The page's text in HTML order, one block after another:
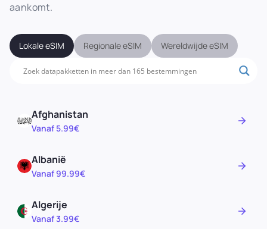
aankomt.
Lokale eSIM Regionale eSIM Wereldwijde eSIM
Afghanistan
Vanaf 5.99€
Albanië
Vanaf 99.99€
Algerije
Vanaf 3.99€